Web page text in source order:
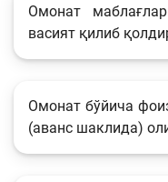
Депозит ва
Сўровнома
Омонат
васият қилиб
Омонат бўйича
(аванс шаклида)